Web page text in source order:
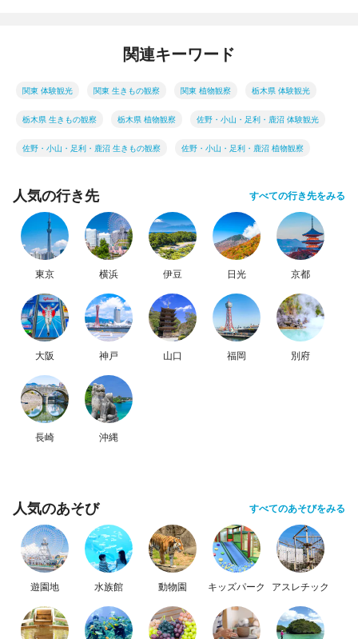
関連キーワード
関東 体験観光 関東 生きもの観察 関東 植物観察 栃木県 体験観光
栃木県 生きもの観察 栃木県 植物観察 佐野・小山・足利・鹿沼 体験観光
佐野・小山・足利・鹿沼 生きもの観察 佐野・小山・足利・鹿沼 植物観察
人気の行き先 すべての行き先をみる
東京 横浜 伊豆 日光 京都
大阪 神戸 山口 福岡 別府
長崎 沖縄
人気のあそび すべてのあそびをみる
遊園地 水族館 動物園 キッズパーク アスレチック